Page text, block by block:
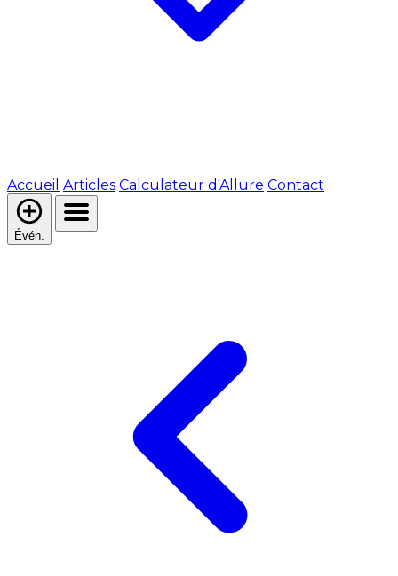
Accueil Articles Calculateur d'Allure Contact
Évén.